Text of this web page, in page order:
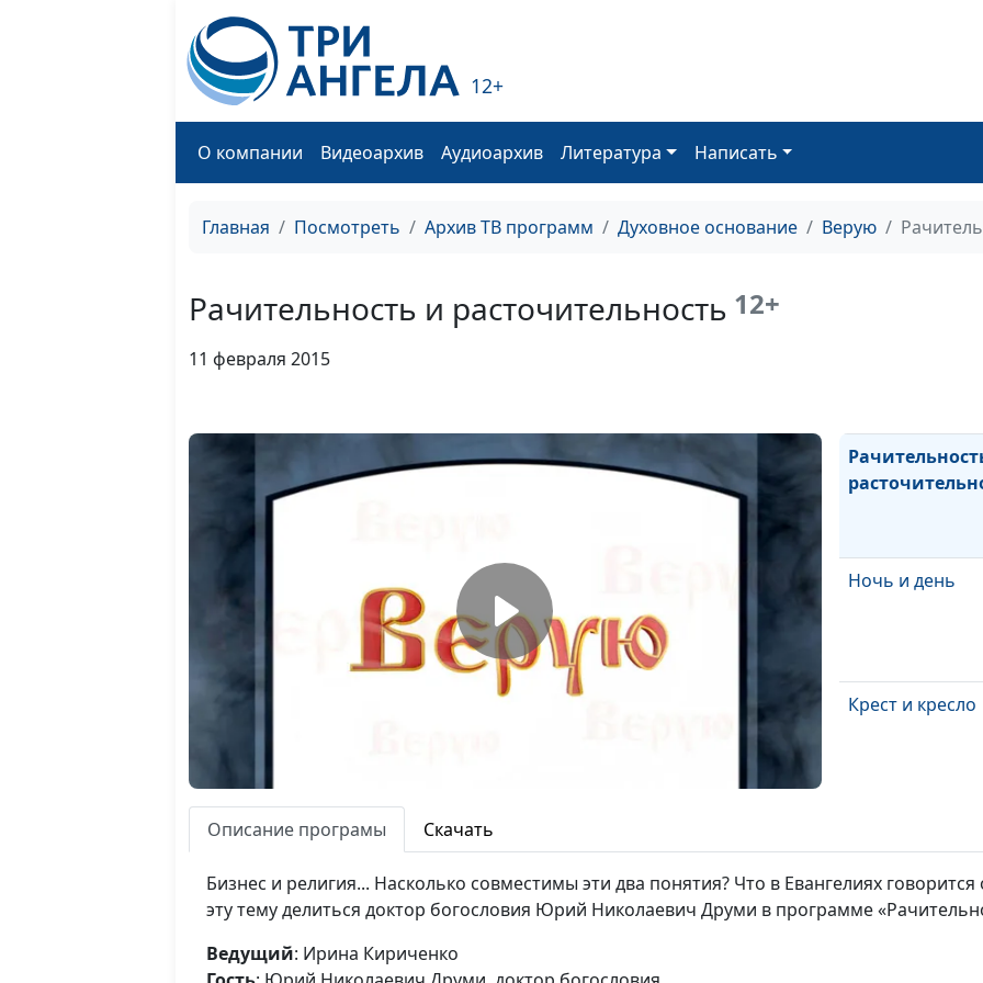
12+
О компании Видеоархив Аудиоархив Литература Написать
Главная Посмотреть Архив ТВ программ Духовное основание Верую
Рачительность и расточительность 12+
11 февраля 2015
Ночь и день
Крест и кресло
Описание програмы Скачать
Бизнес и религия... Насколько совместимы эти два понятия? Что в Евангелиях
эту тему делиться доктор богословия Юрий Николаевич Друми в программе
Ведущий: Ирина Кириченко